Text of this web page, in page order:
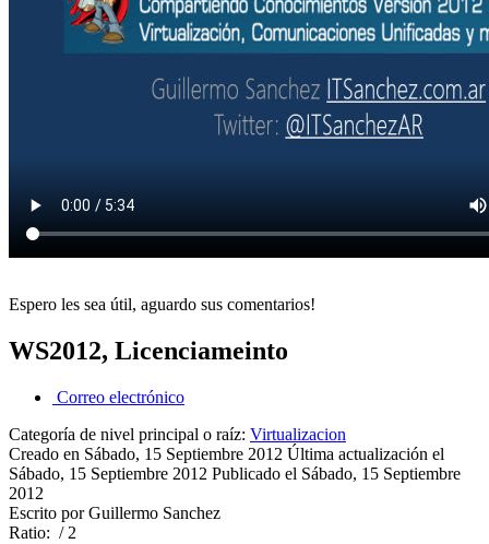
Espero les sea útil, aguardo sus comentarios!
WS2012, Licenciameinto
Correo electrónico
Categoría de nivel principal o raíz: Virtualizacion
Creado en Sábado, 15 Septiembre 2012 Última actualización el
Sábado, 15 Septiembre 2012 Publicado el Sábado, 15 Septiembre
2012
Escrito por Guillermo Sanchez
Ratio: / 2